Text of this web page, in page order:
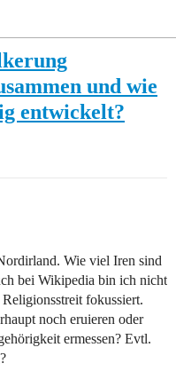
und wie
entwickelt?
Wie viel Iren sind
bei Wikipedia bin ich nicht
fokussiert.
noch eruieren oder
ermessen? Evtl.